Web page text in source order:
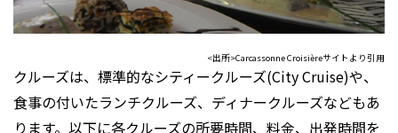
<出所>Carcassonne Croisièreサイトより引用
クルーズは、標準的なシティークルーズ(City Cruise)や、
食事の付いたランチクルーズ、ディナークルーズなどもあ
ります。以下に各クルーズの所要時間、料金、出発時間を